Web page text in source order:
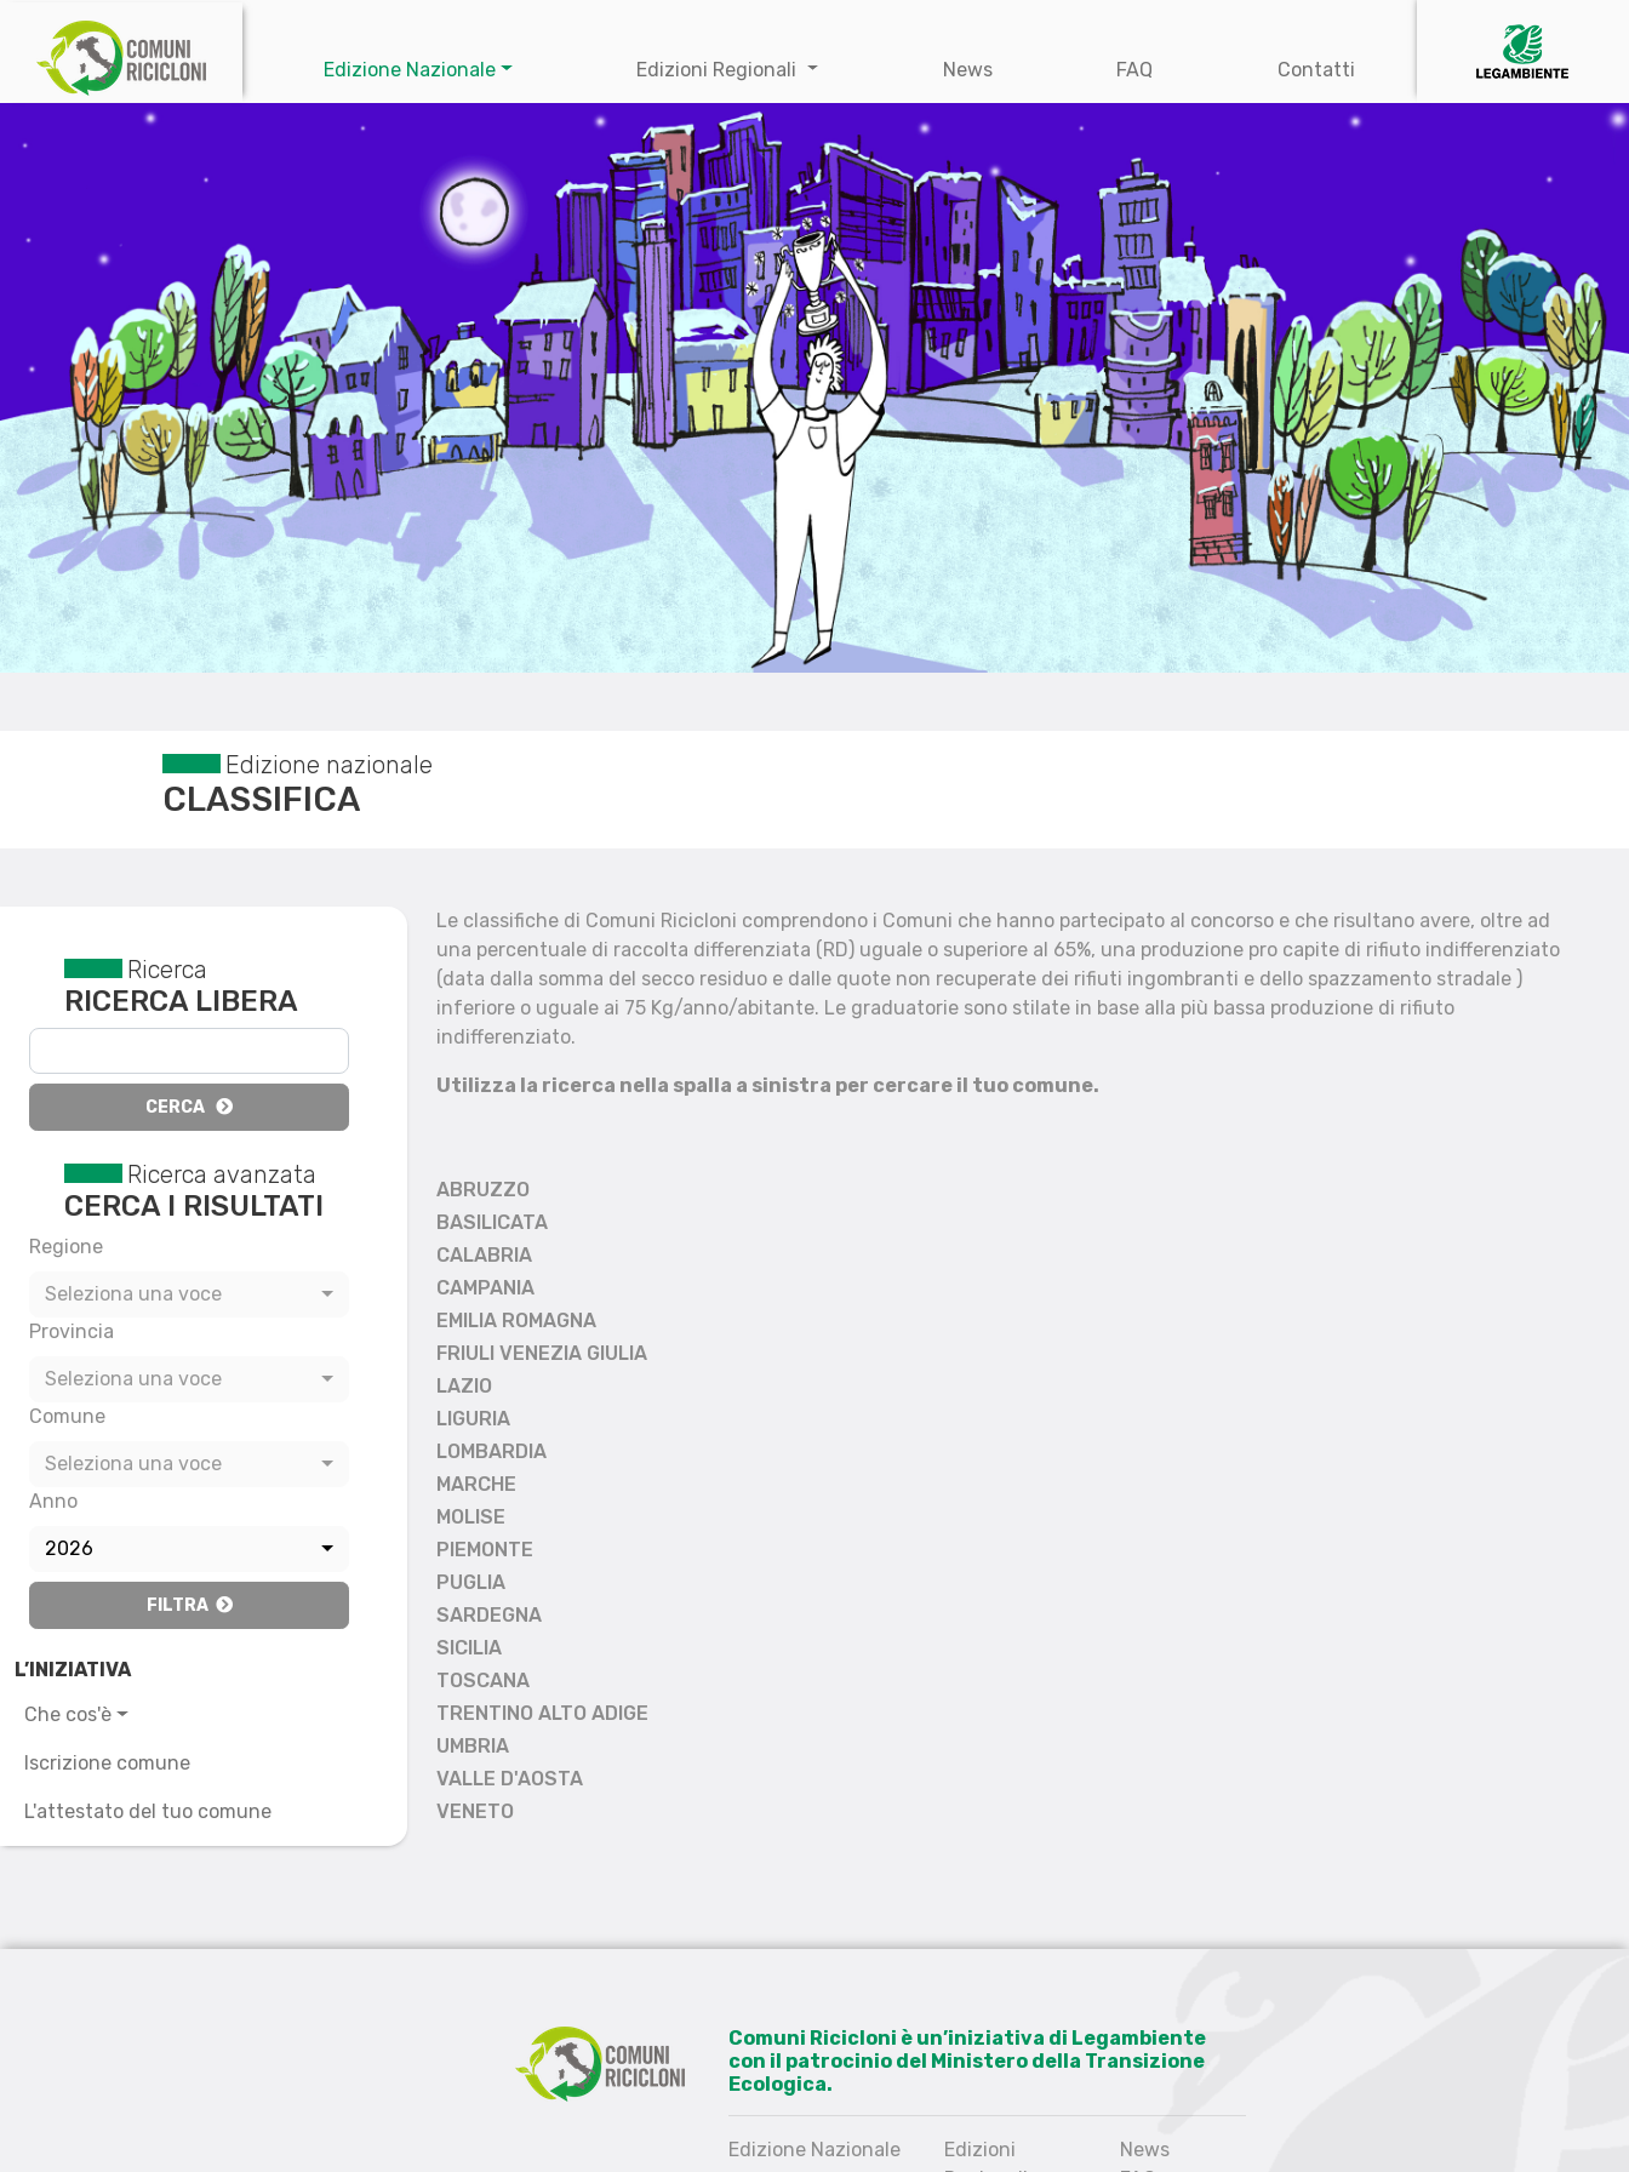
Edizione Nazionale Edizioni Regionali News FAQ Contatti
Edizione nazionale
CLASSIFICA
Reset filtri
Ricerca
RICERCA LIBERA
CERCA
Ricerca avanzata
CERCA I RISULTATI
Regione
Seleziona una voce
Provincia
Seleziona una voce
Comune
Seleziona una voce
Anno
2026
FILTRA
L’INIZIATIVA
Che cos'è
Iscrizione comune
L'attestato del tuo comune
Le classifiche di Comuni Ricicloni comprendono i Comuni che hanno partecipato al concorso e che risultano avere, oltre ad
una percentuale di raccolta differenziata (RD) uguale o superiore al 65%, una produzione pro capite di rifiuto indifferenziato
(data dalla somma del secco residuo e dalle quote non recuperate dei rifiuti ingombranti e dello spazzamento stradale )
inferiore o uguale ai 75 Kg/anno/abitante. Le graduatorie sono stilate in base alla più bassa produzione di rifiuto
indifferenziato.
Utilizza la ricerca nella spalla a sinistra per cercare il tuo comune.
ABRUZZO
BASILICATA
CALABRIA
CAMPANIA
EMILIA ROMAGNA
FRIULI VENEZIA GIULIA
LAZIO
LIGURIA
LOMBARDIA
MARCHE
MOLISE
PIEMONTE
PUGLIA
SARDEGNA
SICILIA
TOSCANA
TRENTINO ALTO ADIGE
UMBRIA
VALLE D'AOSTA
VENETO
Comuni Ricicloni è un’iniziativa di Legambiente
con il patrocinio del Ministero della Transizione
Ecologica.
Edizione Nazionale
Edizioni
News